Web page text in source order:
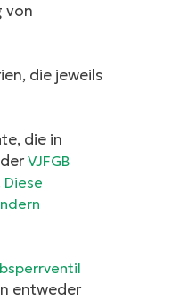
von
die jeweils
die in
VJFGB
entweder